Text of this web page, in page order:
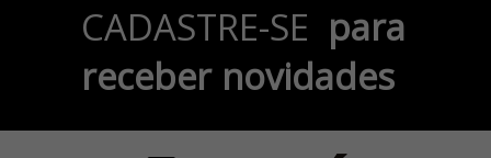
no Cartão de Crédito
Pix e Boleto
CADASTRE-SE para
receber novidades